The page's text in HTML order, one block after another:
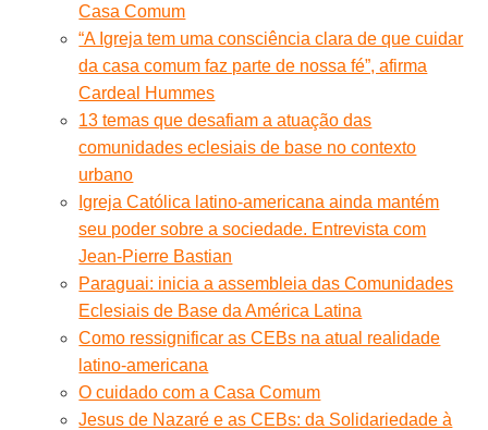
Casa Comum
“A Igreja tem uma consciência clara de que cuidar
da casa comum faz parte de nossa fé”, afirma
Cardeal Hummes
13 temas que desafiam a atuação das
comunidades eclesiais de base no contexto
urbano
Igreja Católica latino-americana ainda mantém
seu poder sobre a sociedade. Entrevista com
Jean-Pierre Bastian
Paraguai: inicia a assembleia das Comunidades
Eclesiais de Base da América Latina
Como ressignificar as CEBs na atual realidade
latino-americana
O cuidado com a Casa Comum
Jesus de Nazaré e as CEBs: da Solidariedade à